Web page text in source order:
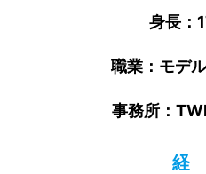
身長：
職業：モデ
事務所：
経